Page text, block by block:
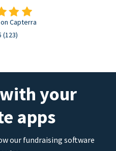
Capterra
(123)
your
apps
our fundraising software